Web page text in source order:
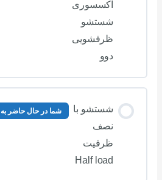
اکسسوری
شستشو
ظرفشویی
دوو
شستشو با
نصف
ظرفیت
Half load
شما در حال حاضر به